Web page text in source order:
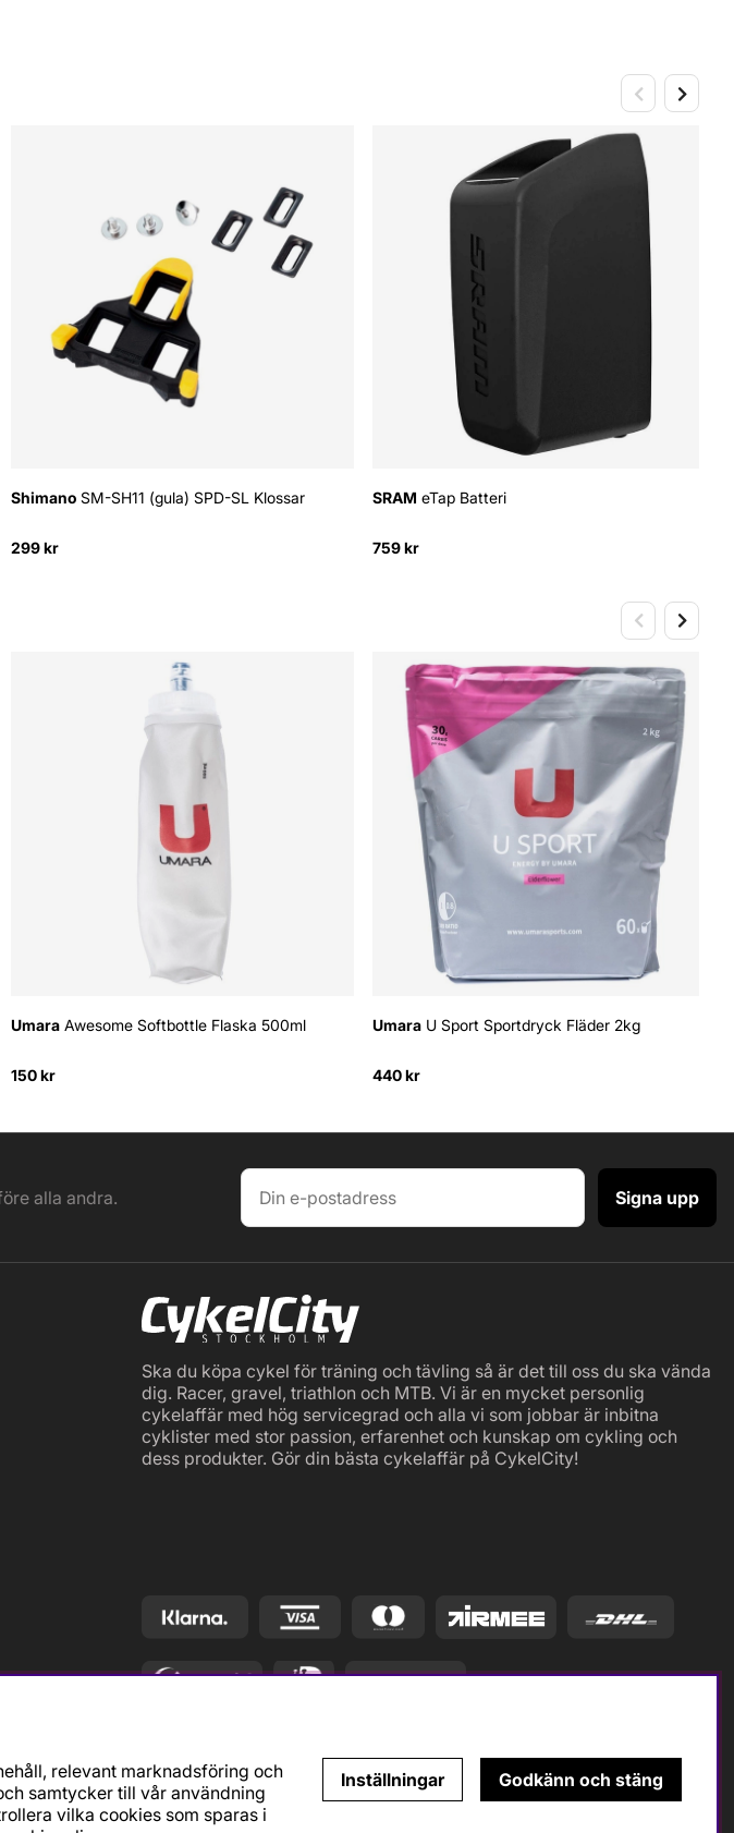
Shimano SM-SH11 (gula) SPD-SL Klossar
299 kr
SRAM eTap Batteri
759 kr
Umara Awesome Softbottle Flaska 500ml
150 kr
Umara U Sport Sportdryck Fläder 2kg
440 kr
alla andra. Signa upp
Ska du köpa cykel för träning och tävling så är det till oss du ska vända
dig. Racer, gravel, triathlon och MTB. Vi är en mycket personlig
cykelaffär med hög servicegrad och alla vi som jobbar är inbitna
cyklister med stor passion, erfarenhet och kunskap om cykling och
dess produkter. Gör din bästa cykelaffär på CykelCity!
relevant marknadsföring och
samtycker till vår användning
vilka cookies som sparas i
Inställningar Godkänn och stäng